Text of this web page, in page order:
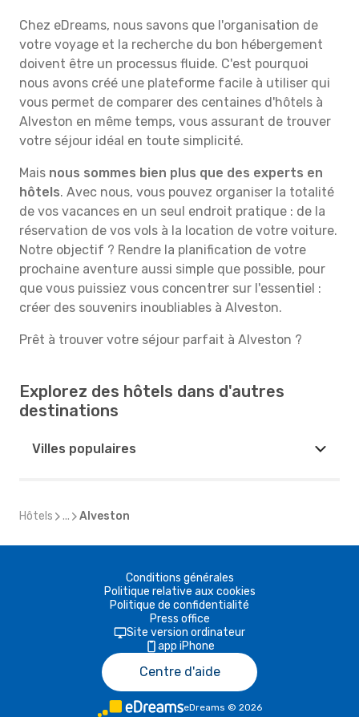
Chez eDreams, nous savons que l'organisation de
votre voyage et la recherche du bon hébergement
doivent être un processus fluide. C'est pourquoi
nous avons créé une plateforme facile à utiliser qui
vous permet de comparer des centaines d'hôtels à
Alveston en même temps, vous assurant de trouver
votre séjour idéal en toute simplicité.
Mais nous sommes bien plus que des experts en
hôtels. Avec nous, vous pouvez organiser la totalité
de vos vacances en un seul endroit pratique : de la
réservation de vos vols à la location de votre voiture.
Notre objectif ? Rendre la planification de votre
prochaine aventure aussi simple que possible, pour
que vous puissiez vous concentrer sur l'essentiel :
créer des souvenirs inoubliables à Alveston.
Prêt à trouver votre séjour parfait à Alveston ?
Explorez des hôtels dans d'autres
destinations
Villes populaires
Hôtels ... Alveston
Conditions générales
Politique relative aux cookies
Politique de confidentialité
Press office
Site version ordinateur
app iPhone
Centre d'aide
eDreams © 2026